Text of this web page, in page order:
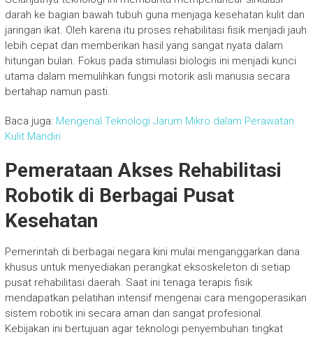
darah ke bagian bawah tubuh guna menjaga kesehatan kulit dan
jaringan ikat. Oleh karena itu proses rehabilitasi fisik menjadi jauh
lebih cepat dan memberikan hasil yang sangat nyata dalam
hitungan bulan. Fokus pada stimulasi biologis ini menjadi kunci
utama dalam memulihkan fungsi motorik asli manusia secara
bertahap namun pasti.
Baca juga: Mengenal Teknologi Jarum Mikro dalam Perawatan
Kulit Mandiri
Pemerataan Akses Rehabilitasi
Robotik di Berbagai Pusat
Kesehatan
Pemerintah di berbagai negara kini mulai menganggarkan dana
khusus untuk menyediakan perangkat eksoskeleton di setiap
pusat rehabilitasi daerah. Saat ini tenaga terapis fisik
mendapatkan pelatihan intensif mengenai cara mengoperasikan
sistem robotik ini secara aman dan sangat profesional.
Kebijakan ini bertujuan agar teknologi penyembuhan tingkat